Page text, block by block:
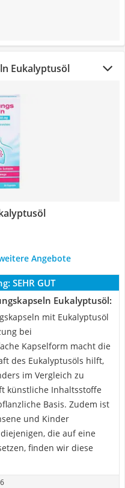
Eukalyptusöl
Angebote
SEHR GUT
Eukalyptusöl:
mit Eukalyptusöl
bei
Kapselform macht die
des Eukalyptusöls hilft,
im Vergleich zu
künstliche Inhaltsstoffe
Basis. Zudem ist
und Kinder
die auf eine
finden wir diese